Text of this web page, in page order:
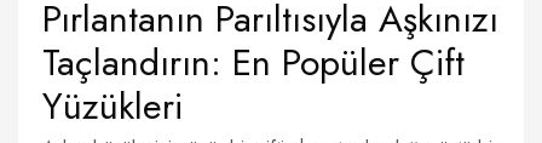
Pırlantanın Parıltısıyla Aşkınızı
Taçlandırın: En Popüler Çift
Yüzükleri